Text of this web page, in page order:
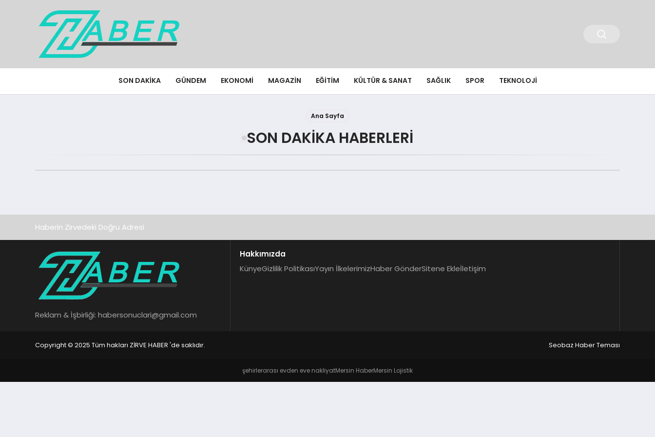
SON DAKIKA GÜNDEM EKONOMI MAGAZIN EĞITIM KÜLTÜR & SANAT SAĞLIK SPOR TEKNOLOJI
Ana Sayfa
SON DAKIKA HABERLERI
Haberin Zirvedeki Doğru Adresi
Reklam & İşbirliği: habersonuclari@gmail.com
Hakkımızda
KünyeGizlilik PolitikasıYayın İlkelerimizHaber GönderSitene Ekleİletişim
Copyright © 2025 Tüm hakları ZİRVE HABER 'de saklıdır. Seobaz Haber Teması
şehirlerarası evden eve nakliyatMersin HaberMersin Lojistik